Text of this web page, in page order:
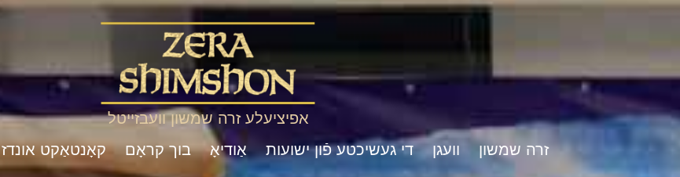
אפיציעלע זרה שמשון וועבזייטל
זרה שמשון
וועגן די געשיכטע פֿון ישועות אַודיאָ בוך קראָם קאָנטאַקט אונדז